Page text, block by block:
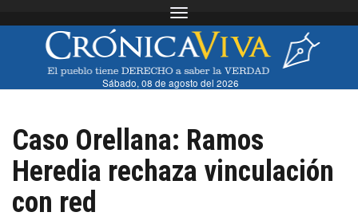
Toggle navigation
Sábado, 08 de agosto del 2026
Caso Orellana: Ramos
Heredia rechaza vinculación
con red